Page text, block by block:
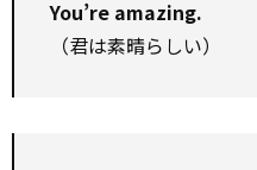
You’re amazing.
（君は素晴らしい）